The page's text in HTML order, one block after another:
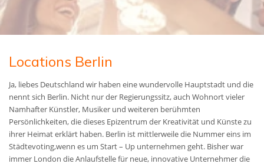
Locations Berlin
Ja, liebes Deutschland wir haben eine wundervolle Hauptstadt und die
nennt sich Berlin. Nicht nur der Regierungssitz, auch Wohnort vieler
Namhafter Künstler, Musiker und weiteren berühmten
Persönlichkeiten, die dieses Epizentrum der Kreativität und Künste zu
ihrer Heimat erklärt haben. Berlin ist mittlerweile die Nummer eins im
Städtevoting,wenn es um Start – Up unternehmen geht. Bisher war
immer London die Anlaufstelle für neue, innovative Unternehmer die